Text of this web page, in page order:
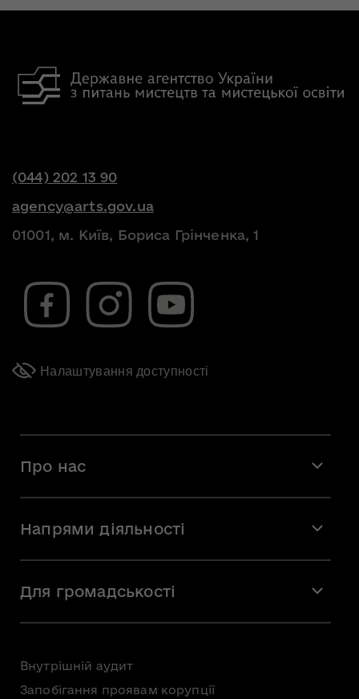
(044) 202 13 90
agency@arts.gov.ua
01001, м. Київ, Бориса Грінченка, 1
Налаштування доступності
Про нас
Команда
Вакансії
Напрями діяльності
Мистецька освіта
Для громадськості
Внутрішній аудит
Запобігання проявам корупції